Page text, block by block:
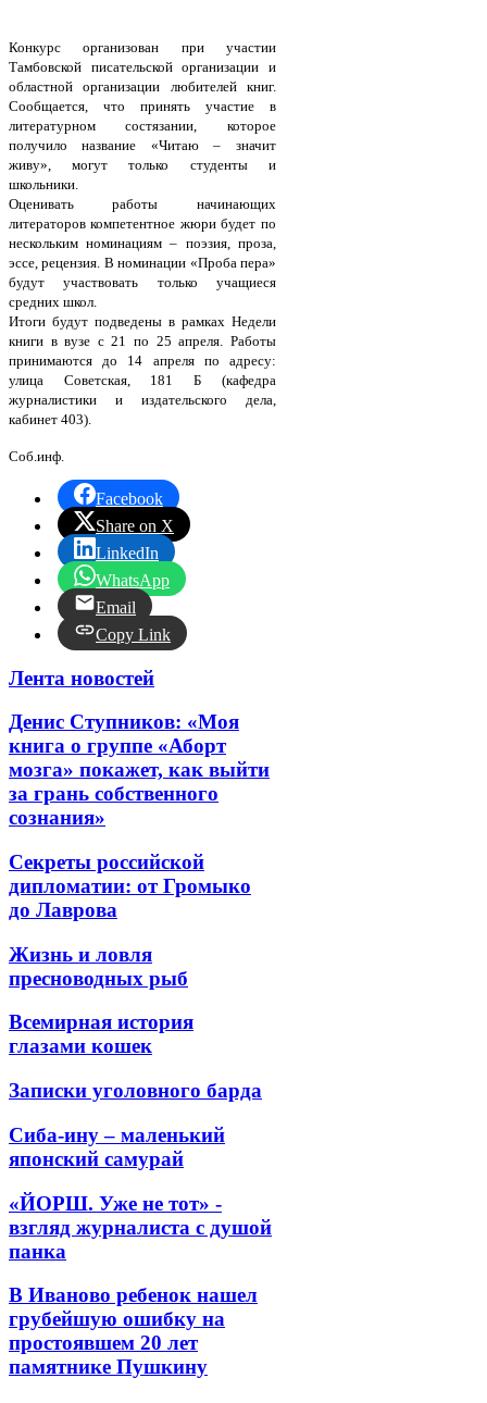
Конкурс организован при участии
Тамбовской писательской организации и
областной организации любителей книг.
Сообщается, что принять участие в
литературном состязании, которое
получило название «Читаю – значит
живу», могут только студенты и
школьники.
Оценивать работы начинающих
литераторов компетентное жюри будет по
нескольким номинациям – поэзия, проза,
эссе, рецензия. В номинации «Проба пера»
будут участвовать только учащиеся
средних школ.
Итоги будут подведены в рамках Недели
книги в вузе с 21 по 25 апреля. Работы
принимаются до 14 апреля по адресу:
улица Советская, 181 Б (кафедра
журналистики и издательского дела,
кабинет 403).
Соб.инф.
Facebook
Share on X
LinkedIn
WhatsApp
Email
Copy Link
Лента новостей
Денис Ступников: «Моя
книга о группе «Аборт
мозга» покажет, как выйти
за грань собственного
сознания»
Секреты российской
дипломатии: от Громыко
до Лаврова
Жизнь и ловля
пресноводных рыб
Всемирная история
глазами кошек
Записки уголовного барда
Сиба-ину – маленький
японский самурай
«ЙОРШ. Уже не тот» -
взгляд журналиста с душой
панка
В Иваново ребенок нашел
грубейшую ошибку на
простоявшем 20 лет
памятнике Пушкину